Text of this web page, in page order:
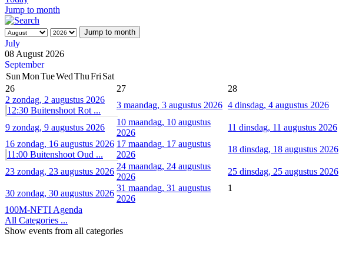
Jump to month
Jump to month
July
08 August 2026
September
SunMonTueWedThuFri Sat
26
27 28
2 zondag, 2 augustus 2026
12:30 Buitenshoot Rot ...
3 maandag, 3 augustus 2026 4 dinsdag, 4 augustus 2026
9 zondag, 9 augustus 2026
10 maandag, 10 augustus
2026
11 dinsdag, 11 augustus 2026
16 zondag, 16 augustus 2026
11:00 Buitenshoot Oud ...
17 maandag, 17 augustus
2026
18 dinsdag, 18 augustus 2026
23 zondag, 23 augustus 2026
24 maandag, 24 augustus
2026
25 dinsdag, 25 augustus 2026
30 zondag, 30 augustus 2026
31 maandag, 31 augustus
2026
1
100M-NFTI Agenda
All Categories ...
Show events from all categories